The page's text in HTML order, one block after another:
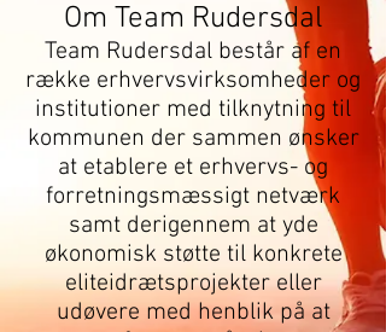
Om Team Rudersdal
Team Rudersdal består af en
række erhvervsvirksomheder og
institutioner med tilknytning til
kommunen der sammen ønsker
at etablere et erhvervs- og
forretningsmæssigt netværk
samt derigennem at yde
økonomisk støtte til konkrete
eliteidrætsprojekter eller
udøvere med henblik på at